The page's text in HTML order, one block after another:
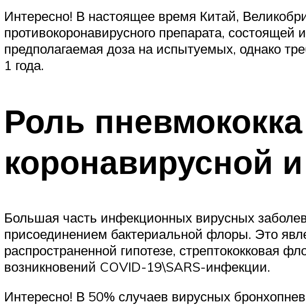
Интересно! В настоящее время Китай,
противокоронавирусного препарата,
предполагаемая доза на испытуемых, однако
1 года.
Роль
коронавирусной
Большая часть инфекционных вирусных
присоединением бактериальной флоры. Это
распространенной гипотезе, стрептококковая
возникновений COVID-19\SARS-инфекции.
Интересно! В 50% случаев вирусных